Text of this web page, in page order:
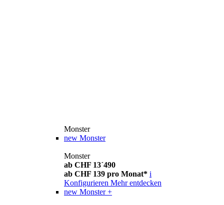
Monster
new Monster
Monster
ab CHF 13´490
ab CHF 139 pro Monat* i
Konfigurieren Mehr entdecken
new Monster +